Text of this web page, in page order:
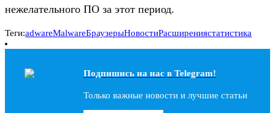
нежелательного ПО за этот период.
Теги:adwareMalwareБраузерыНовостиРасширениястатистика
Подпишись на наc в Telegram!
Только важные новости и лучшие статьи